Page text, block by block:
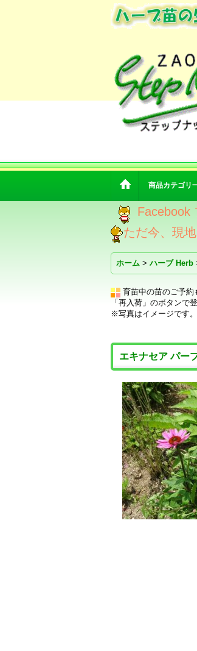
商品カテゴリ
Facebook
ただ今、現
ホーム > ハーブ Herb
育苗中の苗のご予約
「再入荷」のボタンで
※写真はイメージです。
エキナセア パー